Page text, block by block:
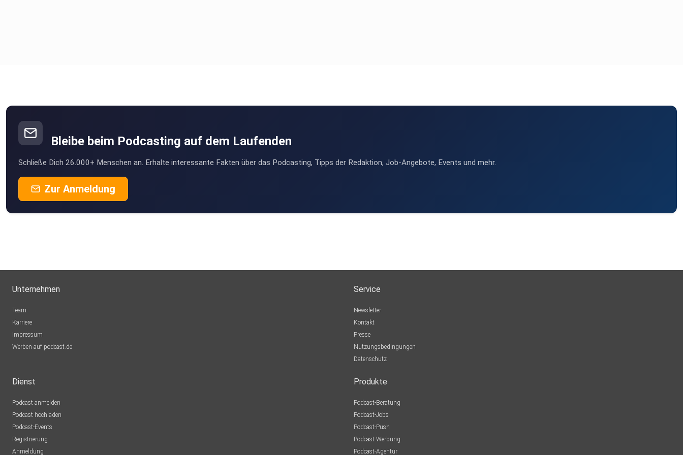
Bleibe beim Podcasting auf dem Laufenden
Schließe Dich 26.000+ Menschen an. Erhalte interessante Fakten über das Podcasting, Tipps der Redaktion, Job-Angebote, Events und mehr.
Zur Anmeldung
Unternehmen
Team
Karriere
Impressum
Werben auf podcast.de
Service
Newsletter
Kontakt
Presse
Nutzungsbedingungen
Datenschutz
Dienst
Podcast anmelden
Podcast hochladen
Podcast-Events
Registrierung
Anmeldung
Produkte
Podcast-Beratung
Podcast-Jobs
Podcast-Push
Podcast-Werbung
Podcast-Agentur